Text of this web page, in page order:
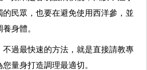
的民眾，也要在避免使用西洋參，並
身體。
不過最快速的方法，就是直接請教專
量身打造調理最適切。